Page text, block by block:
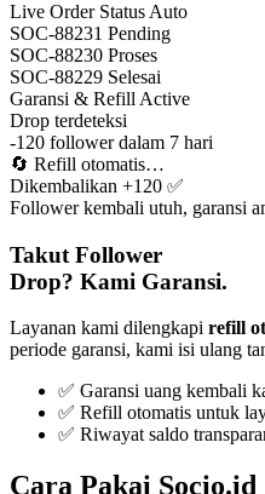
Live Order Status Auto
SOC-88231 Pending
SOC-88230 Proses
SOC-88229 Selesai
Garansi & Refill Active
Drop terdeteksi
-120 follower dalam 7 hari
🔄 Refill otomatis…
Dikembalikan +120 ✅
Follower kembali utuh, garansi
Takut Follower
Drop? Kami Garansi.
Layanan kami dilengkapi refill
periode garansi, kami isi ulang
✅ Garansi uang kembali
✅ Refill otomatis untuk
✅ Riwayat saldo
Cara Pakai Socio.id